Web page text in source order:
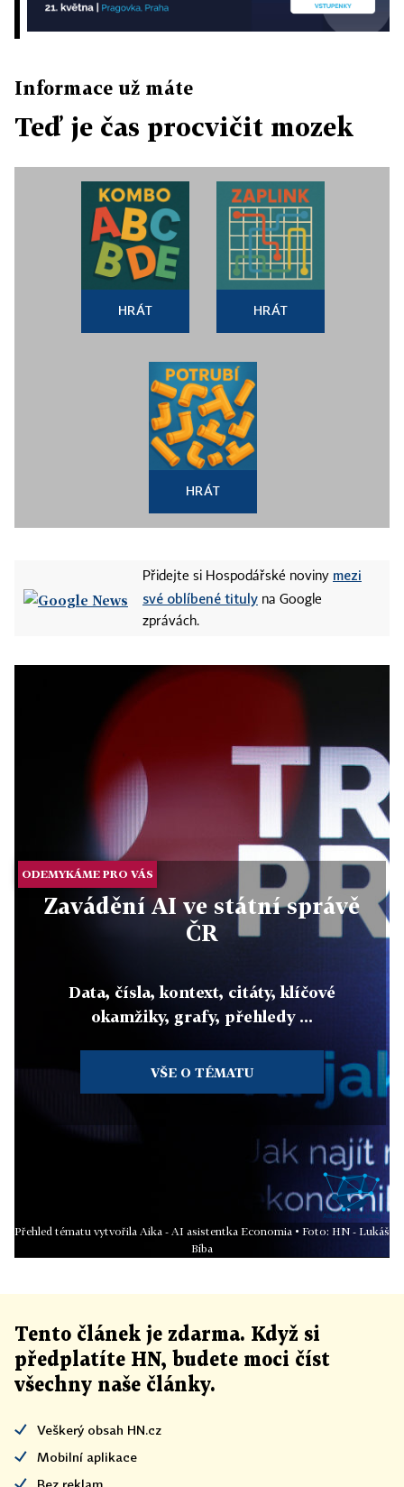
Informace už máte
Teď je čas procvičit mozek
HRÁT HRÁT
HRÁT
Přidejte si Hospodářské noviny mezi
své oblíbené tituly na Google
zprávách.
ODEMYKÁME PRO VÁS
Zavádění AI ve státní správě
ČR
Data, čísla, kontext, citáty, klíčové
okamžiky, grafy, přehledy ...
VŠE O TÉMATU
Přehled tématu vytvořila Aika - AI asistentka Economia • Foto: HN - Lukáš
Bíba
Tento článek je zdarma. Když si
předplatíte HN, budete moci číst
všechny naše články.
Veškerý obsah HN.cz
Mobilní aplikace